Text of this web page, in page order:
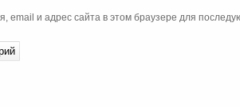
email и адрес сайта в этом браузере для